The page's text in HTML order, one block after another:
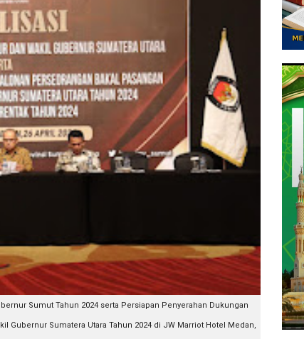
Sumut Tahun 2024 serta Persiapan Penyerahan Dukungan
Gubernur Sumatera Utara Tahun 2024 di JW Marriot Hotel Medan,